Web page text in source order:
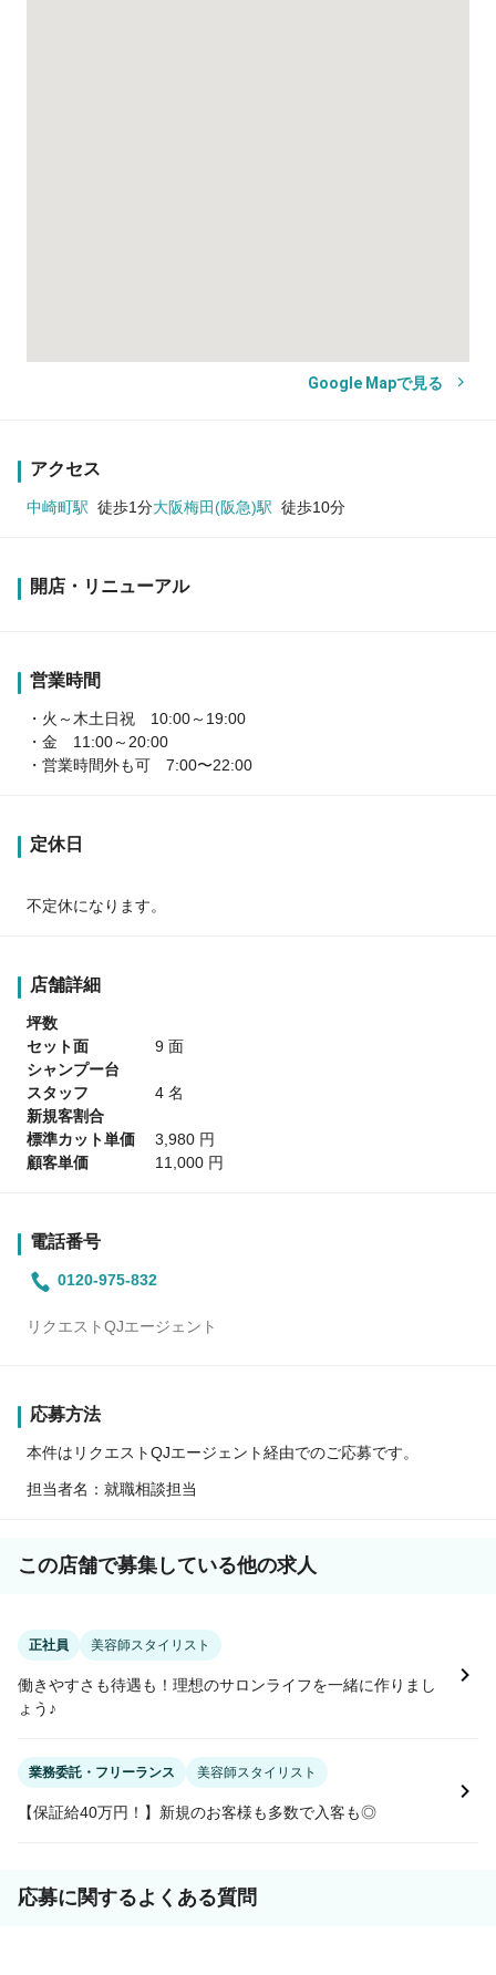
Google Mapで見る
アクセス
中崎町駅 徒歩1分大阪梅田(阪急)駅 徒歩10分
開店・リニューアル
営業時間
・火～木土日祝 10:00～19:00
・金 11:00～20:00
・営業時間外も可 7:00〜22:00
定休日
不定休になります。
店舗詳細
坪数
セット面
9 面
シャンプー台
スタッフ
4 名
新規客割合
標準カット単価
3,980 円
顧客単価
11,000 円
電話番号
0120-975-832
リクエストQJエージェント
応募方法
本件はリクエストQJエージェント経由でのご応募です。
担当者名：就職相談担当
この店舗で募集している他の求人
正社員 美容師スタイリスト
働きやすさも待遇も！理想のサロンライフを一緒に作りまし
ょう♪
業務委託・フリーランス 美容師スタイリスト
【保証給40万円！】新規のお客様も多数で入客も◎
応募に関するよくある質問